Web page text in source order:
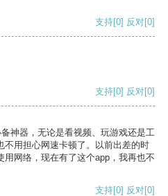
支持[0] 反对[0]
支持[0] 反对[0]
神器，无论是看视频、玩游戏还是工
不用担心网速卡顿了。以前出差的时
网络，现在有了这个app，我再也不
支持[0] 反对[0]